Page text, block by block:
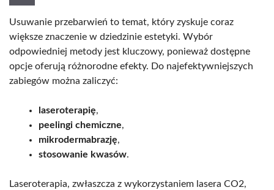
Usuwanie przebarwień to temat, który zyskuje coraz
większe znaczenie w dziedzinie estetyki. Wybór
odpowiedniej metody jest kluczowy, ponieważ dostępne
opcje oferują różnorodne efekty. Do najefektywniejszych
zabiegów można zaliczyć:
laseroterapię,
peelingi chemiczne,
mikrodermabrazję,
stosowanie kwasów.
Laseroterapia, zwłaszcza z wykorzystaniem lasera CO2,